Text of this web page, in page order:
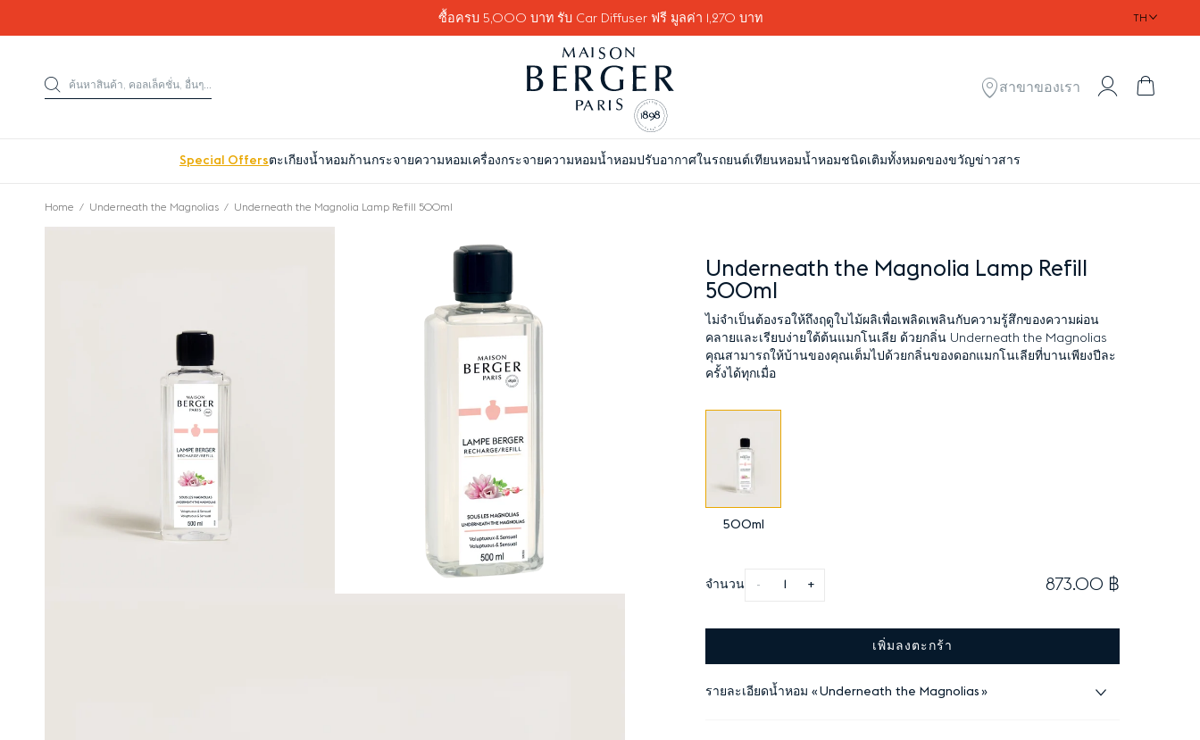
ซื้อครบ 5,000 บาท รับ Car Diffuser ฟรี มูลค่า 1,270 บาท TH
ค้นหาสินค้า
ค้นหาสินค้า, คอลเล็คชั่น, อื่นๆ... สาขาของเรา My Account
Special Offersตะเกียงน้ำหอมก้านกระจายความหอมเครื่องกระจายความหอมน้ำหอมปรับอากาศในรถยนต์เทียนหอมน้ำหอมชนิดเติมทั้งหมดของขวัญข่าวสาร
Home Underneath the Magnolias Underneath the Magnolia Lamp Refill 500ml
Underneath the Magnolia Lamp Refill
500ml
ไม่จำเป็นต้องรอให้ถึงฤดูใบไม้ผลิเพื่อเพลิดเพลินกับความรู้สึกของความผ่อน
คลายและเรียบง่ายใต้ต้นแมกโนเลีย ด้วยกลิ่น Underneath the Magnolias
คุณสามารถให้บ้านของคุณเต็มไปด้วยกลิ่นของดอกแมกโนเลียที่บานเพียงปีละ
ครั้งได้ทุกเมื่อ
500ml
จำนวน - + 873.00 ฿
เพิ่มลงตะกร้า
รายละเอียดน้ำหอม Underneath the Magnolias